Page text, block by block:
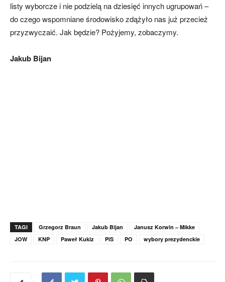
listy wyborcze i nie podzielą na dziesięć innych ugrupowań –
do czego wspomniane środowisko zdążyło nas już przecież
przyzwyczaić. Jak będzie? Pożyjemy, zobaczymy.
Jakub Bijan
TAGI Grzegorz Braun Jakub Bijan
Janusz Korwin – Mikke
JOW
KNP Paweł Kukiz PiS PO wybory prezydenckie